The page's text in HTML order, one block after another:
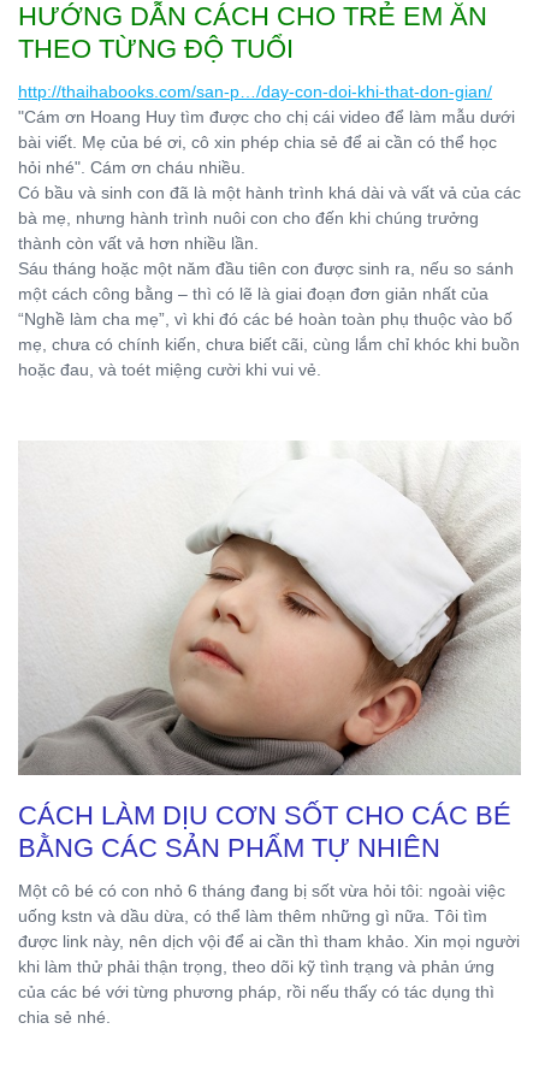
HƯỚNG DẪN CÁCH CHO TRẺ EM ĂN
THEO TỪNG ĐỘ TUỔI
http://thaihabooks.com/san-p…/day-con-doi-khi-that-don-gian/
"Cám ơn Hoang Huy tìm được cho chị cái video để làm mẫu dưới
bài viết. Mẹ của bé ơi, cô xin phép chia sẻ để ai cần có thể học
hỏi nhé". Cám ơn cháu nhiều.
Có bầu và sinh con đã là một hành trình khá dài và vất vả của các
bà mẹ, nhưng hành trình nuôi con cho đến khi chúng trưởng
thành còn vất vả hơn nhiều lần.
Sáu tháng hoặc một năm đầu tiên con được sinh ra, nếu so sánh
một cách công bằng – thì có lẽ là giai đoạn đơn giản nhất của
“Nghề làm cha mẹ”, vì khi đó các bé hoàn toàn phụ thuộc vào bố
mẹ, chưa có chính kiến, chưa biết cãi, cùng lắm chỉ khóc khi buồn
hoặc đau, và toét miệng cười khi vui vẻ.
CÁCH LÀM DỊU CƠN SỐT CHO CÁC BÉ
BẰNG CÁC SẢN PHẨM TỰ NHIÊN
Một cô bé có con nhỏ 6 tháng đang bị sốt vừa hỏi tôi: ngoài việc
uống kstn và dầu dừa, có thể làm thêm những gì nữa. Tôi tìm
được link này, nên dịch vội để ai cần thì tham khảo. Xin mọi người
khi làm thử phải thận trọng, theo dõi kỹ tình trạng và phản ứng
của các bé với từng phương pháp, rồi nếu thấy có tác dụng thì
chia sẻ nhé.